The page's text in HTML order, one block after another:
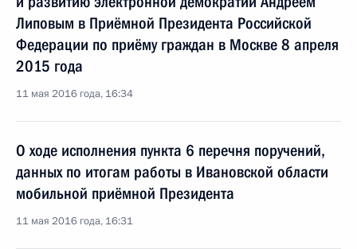
Липовым в Приёмной Президента Российской
Федерации по приёму граждан в Москве 8 апреля
2015 года
11 мая 2016 года, 16:34
О ходе исполнения пункта 6 перечня поручений,
данных по итогам работы в Ивановской области
мобильной приёмной Президента
11 мая 2016 года, 16:31